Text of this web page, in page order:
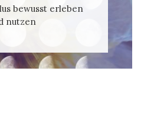
bewusst erleben
nutzen